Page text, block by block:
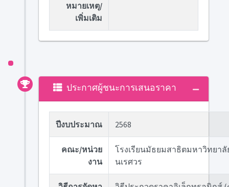
หมายเหตุ/
เพิ่มเติม
ประกาศผู้ชนะการเสนอราคา
ปีงบประมาณ 2568
คณะ/หน่วย
งาน
โรงเรียนมัธยมสาธิตมหาวิทยาลั
นเรศวร